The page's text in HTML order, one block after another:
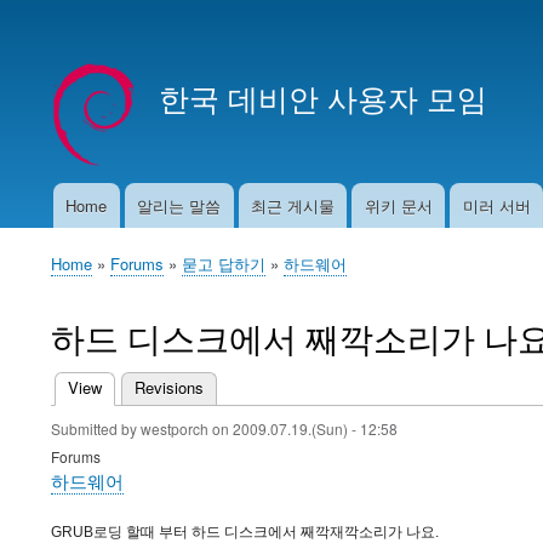
account
menu
한국 데비안 사용자 모임
MainHome 알리는 말씀 최근 게시물 위키 문서 미러 서버
Breadcrumb
Home Forums 묻고 답하기 하드웨어
하드 디스크에서 째깍소리가 나
Primary
tabs
View (active tab)
Revisions
Submitted bywestporch on 2009.07.19.(Sun) - 12:58
Forums
하드웨어
GRUB로딩 할때 부터 하드 디스크에서 째깍재깍소리가 나요.